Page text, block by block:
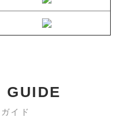
GUIDE
イド